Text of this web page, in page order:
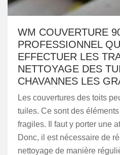
WM COUVERTURE
PROFESSIONNEL
EFFECTUER LES
NETTOYAGE DES
CHAVANNES LES
Les couvertures des toits
tuiles. Ce sont des
fragiles. Il faut y porter une
Donc, il est nécessaire de
nettoyage de manière